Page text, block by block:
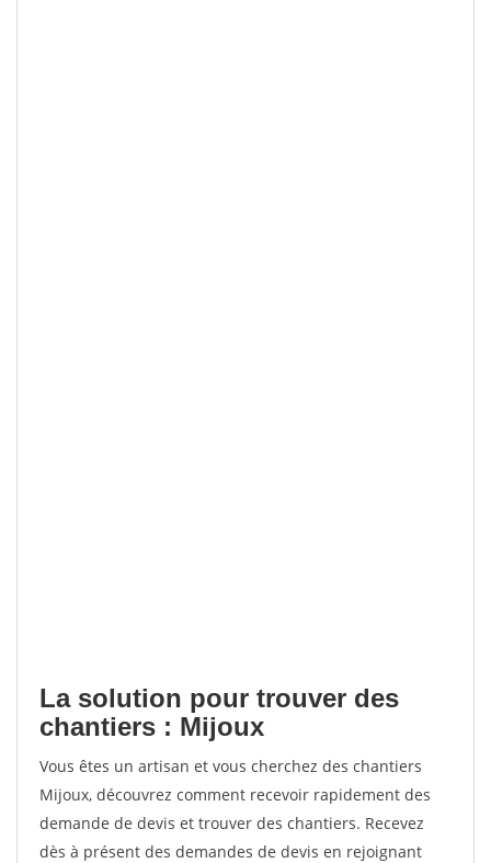
La solution pour trouver des
chantiers : Mijoux
Vous êtes un artisan et vous cherchez des chantiers
Mijoux, découvrez comment recevoir rapidement des
demande de devis et trouver des chantiers. Recevez
dès à présent des demandes de devis en rejoignant